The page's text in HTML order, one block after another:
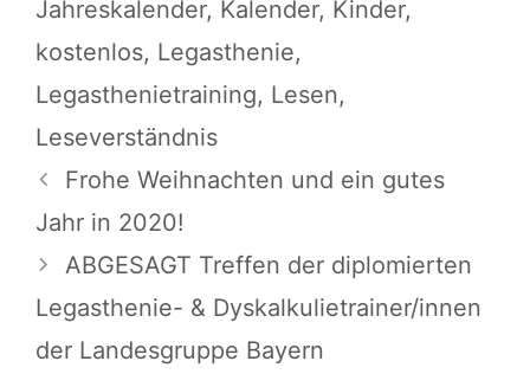
Jahreskalender, Kalender, Kinder,
kostenlos, Legasthenie,
Legasthenietraining, Lesen,
Leseverständnis
Frohe Weihnachten und ein gutes
Jahr in 2020!
ABGESAGT Treffen der diplomierten
Legasthenie- & Dyskalkulietrainer/innen
der Landesgruppe Bayern